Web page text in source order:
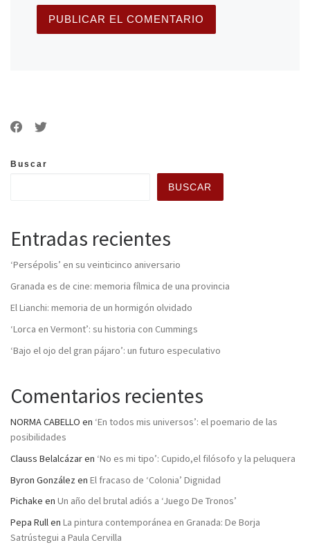
Buscar
BUSCAR
Entradas recientes
‘Persépolis’ en su veinticinco aniversario
Granada es de cine: memoria fílmica de una provincia
El Lianchi: memoria de un hormigón olvidado
‘Lorca en Vermont’: su historia con Cummings
‘Bajo el ojo del gran pájaro’: un futuro especulativo
Comentarios recientes
NORMA CABELLO en ‘En todos mis universos’: el poemario de las
posibilidades
Clauss Belalcázaren ‘No es mi tipo’: Cupido,el filósofo y la peluquera
Byron González en El fracaso de ‘Colonia’ Dignidad
Pichake en Un año del brutal adiós a ‘Juego De Tronos’
Pepa Rullen La pintura contemporánea en Granada: De Borja
Satrústegui a Paula Cervilla